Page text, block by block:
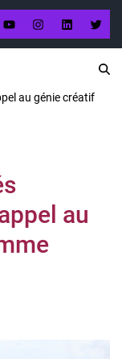
au génie créatif
au